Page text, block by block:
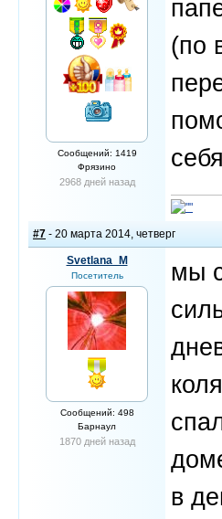
Сообщений: 1419
Фрязино
2968 дней назад
(по
#7 - 20 марта 2014, четверг
Svetlana_M
Посетитель
Сообщений: 498
Барнаул
1870 дней назад
мы
в